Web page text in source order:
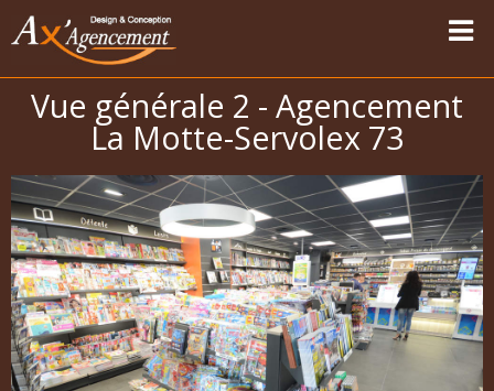
Accueil
Nos réalisations
Vapotage
Magasins Sport-Vêtements
Les univers
Carte des modernisations
Témoignages
Vue générale 2 - Agencement
La Motte-Servolex 73